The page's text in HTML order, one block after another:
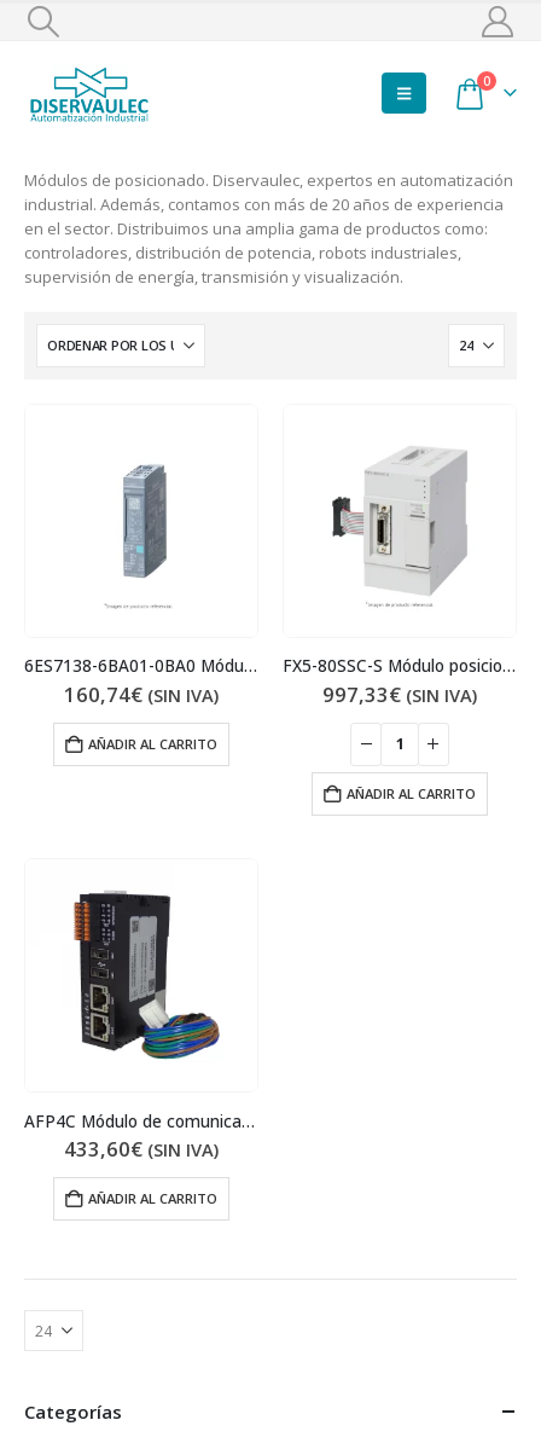
0
Módulos de posicionado. Diservaulec, expertos en automatización
industrial. Además, contamos con más de 20 años de experiencia
en el sector. Distribuimos una amplia gama de productos como:
controladores, distribución de potencia, robots industriales,
supervisión de energía, transmisión y visualización.
6ES7138-6BA01-0BA0 Módulo de posicionamiento
160,74€ (SIN IVA)
AÑADIR AL CARRITO
FX5-80SSC-S Módulo posicionador SSCNET
997,33€ (SIN IVA)
AÑADIR AL CARRITO
AFP4C Módulo de comunicación
433,60€ (SIN IVA)
AÑADIR AL CARRITO
Categorías